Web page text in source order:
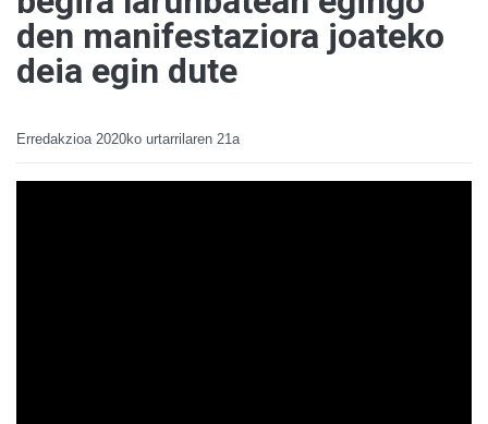
den manifestaziora joateko
deia egin dute
Erredakzioa 2020ko urtarrilaren 21a